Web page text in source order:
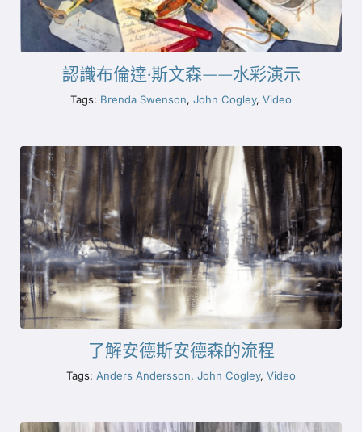
認識布倫達·斯文森——水彩演示
Tags: Brenda Swenson, John Cogley, Video
了解安德斯安德森的流程
Tags: Anders Andersson, John Cogley, Video